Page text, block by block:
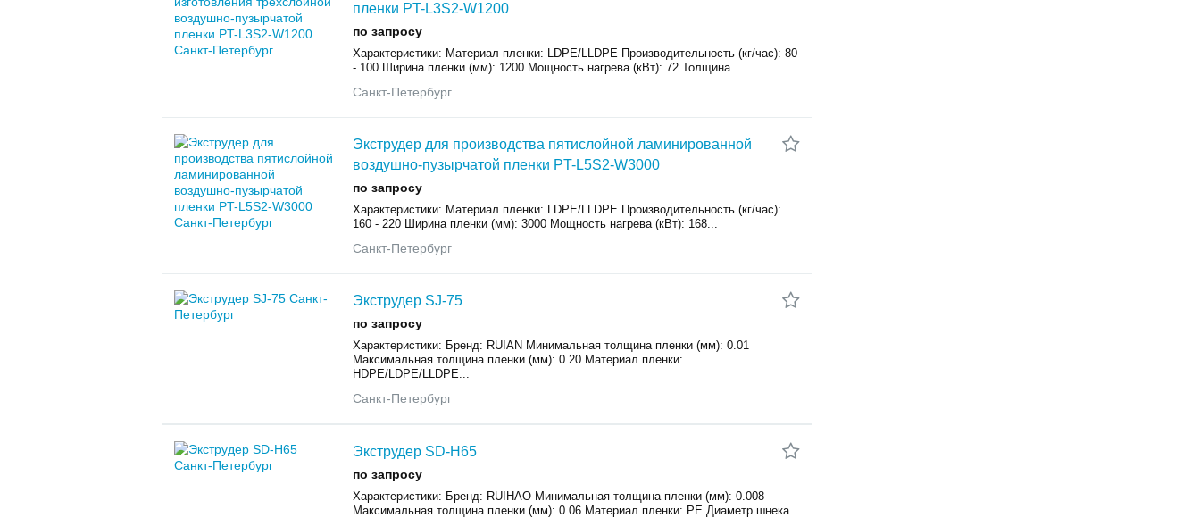
пленки PT-L3S2-W1200
по запросу
Характеристики: Материал пленки: LDPE/LLDPE Производительность (кг/час): 80
- 100 Ширина пленки (мм): 1200 Мощность нагрева (кВт): 72 Толщина...
Санкт-Петербург
Экструдер для производства пятислойной ламинированной
воздушно-пузырчатой пленки PT-L5S2-W3000
по запросу
Характеристики: Материал пленки: LDPE/LLDPE Производительность (кг/час):
160 - 220 Ширина пленки (мм): 3000 Мощность нагрева (кВт): 168...
Санкт-Петербург
Экструдер SJ-75
по запросу
Характеристики: Бренд: RUIAN Минимальная толщина пленки (мм): 0.01
Максимальная толщина пленки (мм): 0.20 Материал пленки:
HDPE/LDPE/LLDPE...
Санкт-Петербург
Экструдер SD-H65
по запросу
Характеристики: Бренд: RUIHAO Минимальная толщина пленки (мм): 0.008
Максимальная толщина пленки (мм): 0.06 Материал пленки: PE Диаметр шнека...